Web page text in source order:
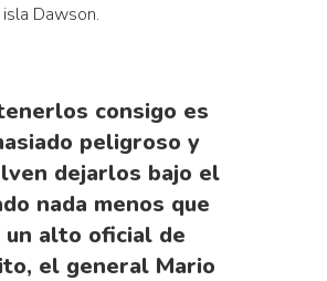
Dawson.
consigo es
peligroso y
dejarlos bajo el
nada menos que
un alto oficial de
el general Mario